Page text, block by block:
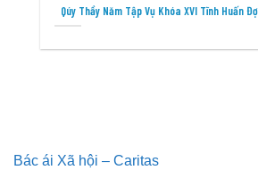
Qúy Thầy Năm Tập Vụ Khóa XVI Tĩnh Huấn
Bác ái Xã hội – Caritas